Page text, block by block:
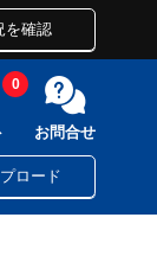
を確認
0
お問合せ
ロード